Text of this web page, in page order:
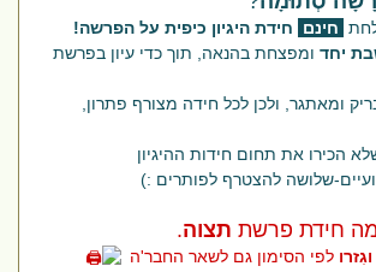
חינם
חידת היגיון כיפית על הפרשה!
יחדומפצחת בהנאה, תוך כדי עיון בפרשת
ומאתגר, ולכן לכל חידה מצורף פתרון,
את תחום חידות ההיגיון
שלושה להצטרף לפותרים :)
חידת פרשתתצוה.
לפי הסימון גם לשאר החבר'ה